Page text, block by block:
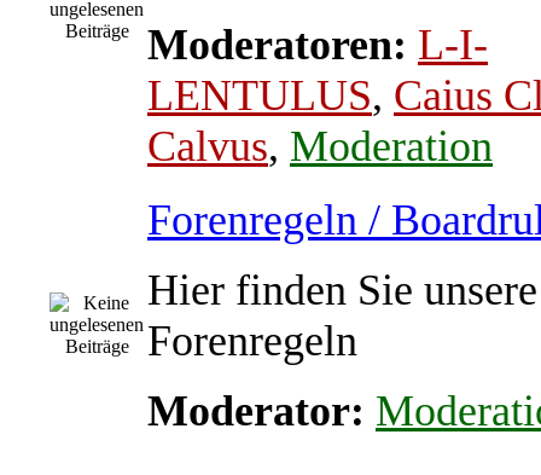
Moderatoren: L-I-
LENTULUS, Caius
Calvus, Moderation
Forenregeln /
Hier finden Sie unsere
Forenregeln
Moderator: